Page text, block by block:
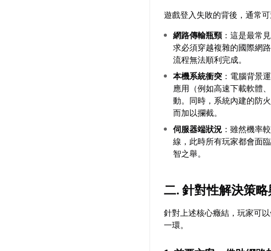
遊戲登入失敗的背後，通常
網路傳輸瓶頸：這是最常
求必須穿越複雜的國際網
流程無法順利完成。
本機系統衝突 ：電腦背景
應用（例如高速下載軟體
動。同時，系統內建的防
而加以攔截。
伺服器端狀況 ：雖然機率
線，此時所有玩家都會面
智之舉。
二. 針對性解決策
針對上述核心癥結，玩家可
一環。